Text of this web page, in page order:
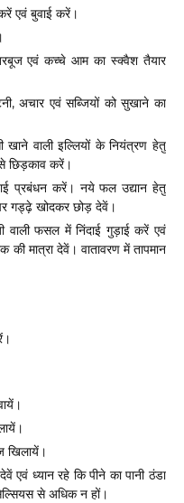
एवं बुवाई करें।
एवं कच्चे आम का स्क्वैश तैयार
अचार एवं सब्जियों को सुखाने का
खाने वाली इल्लियों के नियंत्रण हेतु
छिड़काव करें।
प्रबंधन करें। नये फल उद्यान हेतु
पर गड्ढ़े खोदकर छोड़ देवें।
वाली फसल में निंदाई गुड़ाई करें एवं
मात्रा देवें। वातावरण में तापमान
खिलायें।
एवं ध्यान रहे कि पीने का पानी ठंडा
से अधिक न हों।